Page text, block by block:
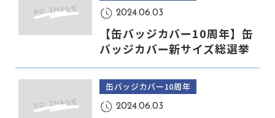
2024.06.03
【缶バッジカバー10周年】缶
バッジカバー新サイズ総選挙
2024.06.03
缶バッジカバー10周年